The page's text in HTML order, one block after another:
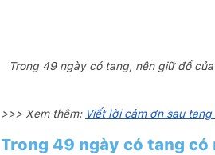
Trong 49 ngày có tang, nên giữ đồ
>>> Xem thêm: Viết lời cảm ơn sau
Trong 49 ngày có tang